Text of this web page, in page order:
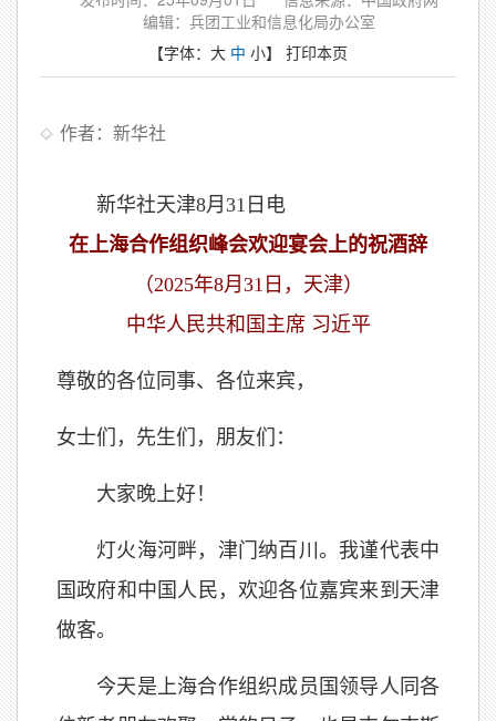
编辑：兵团工业和信息化局办公室
【字体： 大 中 小】 打印本页
作者：新华社
新华社天津8月31日电
在上海合作组织峰会欢迎宴会上的祝酒辞
（2025年8月31日，天津）
中华人民共和国主席 习近平
尊敬的各位同事、各位来宾，
女士们，先生们，朋友们：
大家晚上好！
灯火海河畔，津门纳百川。我谨代表中
国政府和中国人民，欢迎各位嘉宾来到天津
做客。
今天是上海合作组织成员国领导人同各